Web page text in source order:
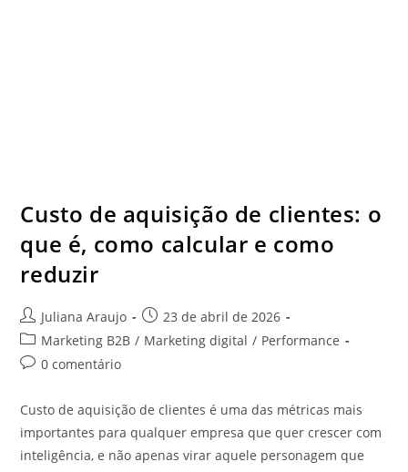
Custo de aquisição de clientes: o
que é, como calcular e como
reduzir
Juliana Araujo
23 de abril de 2026
Marketing B2B / Marketing digital / Performance
0 comentário
Custo de aquisição de clientes é uma das métricas mais
importantes para qualquer empresa que quer crescer com
inteligência, e não apenas virar aquele personagem que